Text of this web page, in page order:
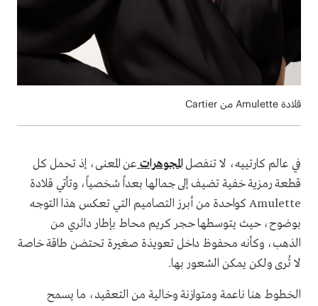
قلادة Amulette من Cartier
في عالم كارتييه، لا تنفصلالمجوهرات عن المعنى، إذ تحمل كل
قطعة رمزية خفية تضيف إلى جمالها بعداً شخصياً، وتأتي قلادة
Amulette كواحدة من أبرز التصاميم التي تعكس هذا التوجه
بوضوح، حيث يتوسطها حجر كريم محاط بإطار دائري من
الذهب، وكأنه محفوظ داخل تعويذة صغيرة تحتضن طاقة خاصة
لا تُرى ولكن يمكن الشعور بها.
الخطوط هنا ناعمة ومتوازنة وخالية من التعقيد، ما يسمح